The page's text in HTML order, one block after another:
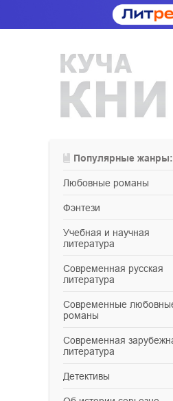
Популярные жанры:
любовные романы
фэнтези
учебная и научная
литература
современная русская
литература
современные любовные
романы
современная зарубежная
литература
детективы